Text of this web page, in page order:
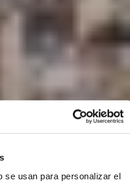
se usan para personalizar el